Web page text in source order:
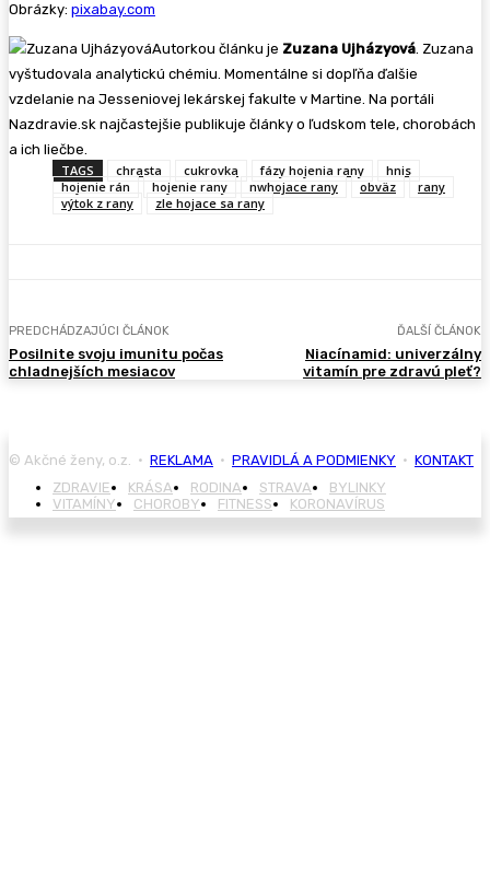
Obrázky: pixabay.com
Autorkou článku je Zuzana Ujházyová. Zuzana
vyštudovala analytickú chémiu. Momentálne si dopľňa ďalšie
vzdelanie na Jesseniovej lekárskej fakulte v Martine. Na portáli
Nazdravie.sk najčastejšie publikuje články o ľudskom tele, chorobách
a ich liečbe.
TAGS
chrasta cukrovka fázy hojenia rany
hnis
hojenie rán
hojenie rany nwhojace rany obväz
rany
výtok z rany
zle hojace sa rany
PREDCHÁDZAJÚCI ČLÁNOK
Posilnite svoju imunitu počas
chladnejších mesiacov
ĎALŠÍ ČLÁNOK
Niacínamid: univerzálny
vitamín pre zdravú pleť?
© Akčné ženy, o.z. • REKLAMA • PRAVIDLÁ A PODMIENKY • KONTAKT
ZDRAVIE
KRÁSA RODINA STRAVA
BYLINKY
VITAMÍNY
CHOROBY FITNESS KORONAVÍRUS